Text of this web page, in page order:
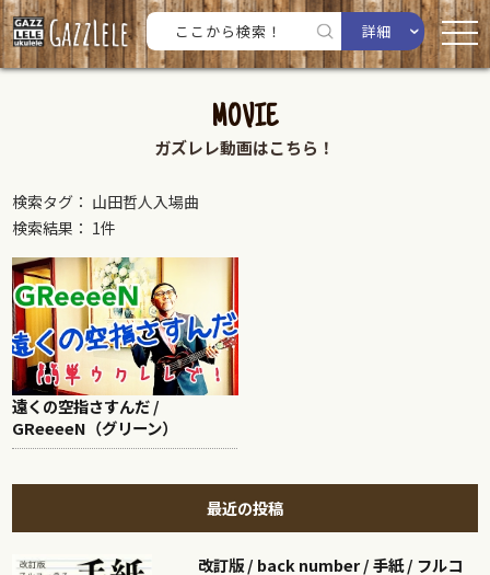
詳細
MOVIE
ガズレレ動画はこちら！
検索タグ： 山田哲人入場曲
検索結果： 1件
遠くの空指さすんだ /
GReeeeN（グリーン）
最近の投稿
改訂版 / back number / 手紙 / フルコ